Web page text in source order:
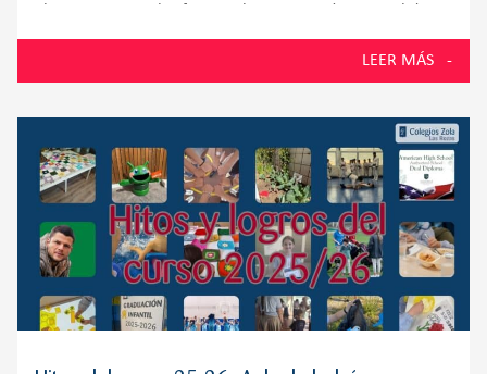
sus alumnos. El 100% de los estudiantes presentados a la
LEER MÁS